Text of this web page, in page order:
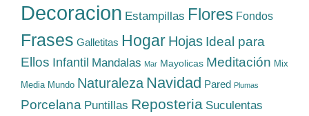
Decoracion Estampillas Flores Fondos
Frases Galletitas Hogar Hojas Ideal para
Ellos Infantil Mandalas Mar Mayolicas Meditación Mix
Media Mundo Naturaleza Navidad Pared Plumas
Porcelana Puntillas Reposteria Suculentas